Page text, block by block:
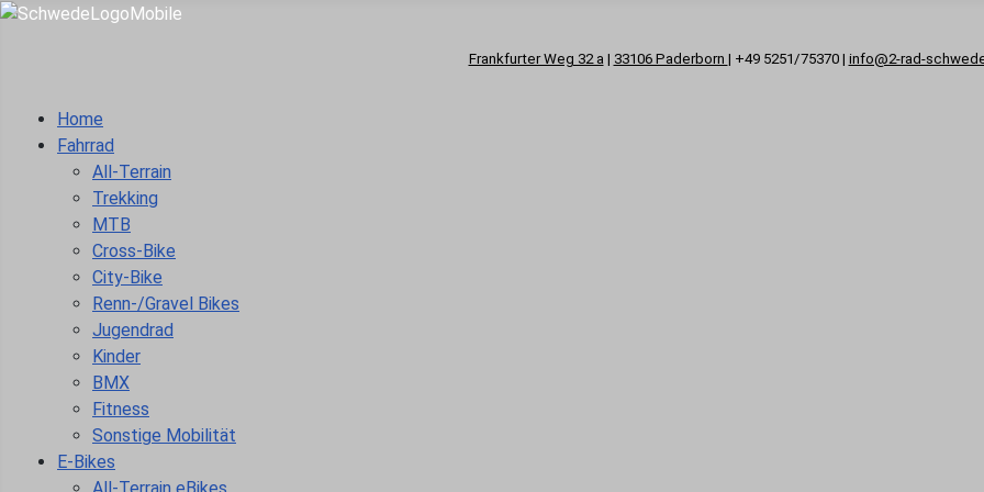
Frankfurter Weg 32 a | 33106 Paderborn | +49 5251/75370 | info@2-rad-
Home
Fahrrad
All-Terrain
Trekking
MTB
Cross-Bike
City-Bike
Renn-/Gravel Bikes
Jugendrad
Kinder
BMX
Fitness
Sonstige Mobilität
E-Bikes